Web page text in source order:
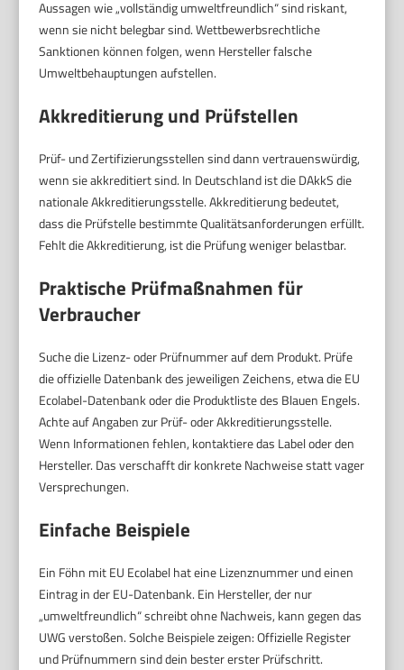
Aussagen wie „vollständig umweltfreundlich“ sind riskant,
wenn sie nicht belegbar sind. Wettbewerbsrechtliche
Sanktionen können folgen, wenn Hersteller falsche
Umweltbehauptungen aufstellen.
Akkreditierung und Prüfstellen
Prüf- und Zertifizierungsstellen sind dann vertrauenswürdig,
wenn sie akkreditiert sind. In Deutschland ist die DAkkS die
nationale Akkreditierungsstelle. Akkreditierung bedeutet,
dass die Prüfstelle bestimmte Qualitätsanforderungen erfüllt.
Fehlt die Akkreditierung, ist die Prüfung weniger belastbar.
Praktische Prüfmaßnahmen für
Verbraucher
Suche die Lizenz- oder Prüfnummer auf dem Produkt. Prüfe
die offizielle Datenbank des jeweiligen Zeichens, etwa die EU
Ecolabel-Datenbank oder die Produktliste des Blauen Engels.
Achte auf Angaben zur Prüf- oder Akkreditierungsstelle.
Wenn Informationen fehlen, kontaktiere das Label oder den
Hersteller. Das verschafft dir konkrete Nachweise statt vager
Versprechungen.
Einfache Beispiele
Ein Föhn mit EU Ecolabel hat eine Lizenznummer und einen
Eintrag in der EU-Datenbank. Ein Hersteller, der nur
„umweltfreundlich“ schreibt ohne Nachweis, kann gegen das
UWG verstoßen. Solche Beispiele zeigen: Offizielle Register
und Prüfnummern sind dein bester erster Prüfschritt.